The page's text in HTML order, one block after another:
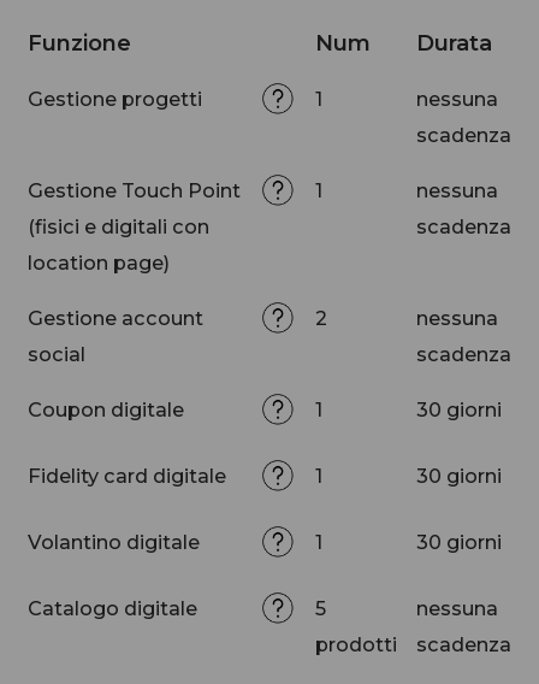
Funzione Num
Durata
Funzione
Num Durata
Gestione progetti 1
nessuna
scadenza
Gestione Touch Point
(fisici e digitali con
location page)
1
nessuna
scadenza
Gestione account
social
2
nessuna
scadenza
Coupon digitale 1 30 giorni
Fidelity card digitale 1 30 giorni
Volantino digitale 1 30 giorni
Catalogo digitale
5
prodotti
nessuna
scadenza